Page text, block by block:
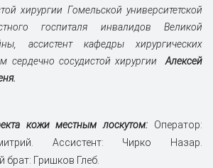
хирургии Гомельской университетской
госпиталя инвалидов Великой
ассистент кафедры хирургических
сердечно сосудистой хирургииАлексей
кожи местным лоскутом: Оператор:
Ассистент: Чирко Назар.
брат: Гришков Глеб.